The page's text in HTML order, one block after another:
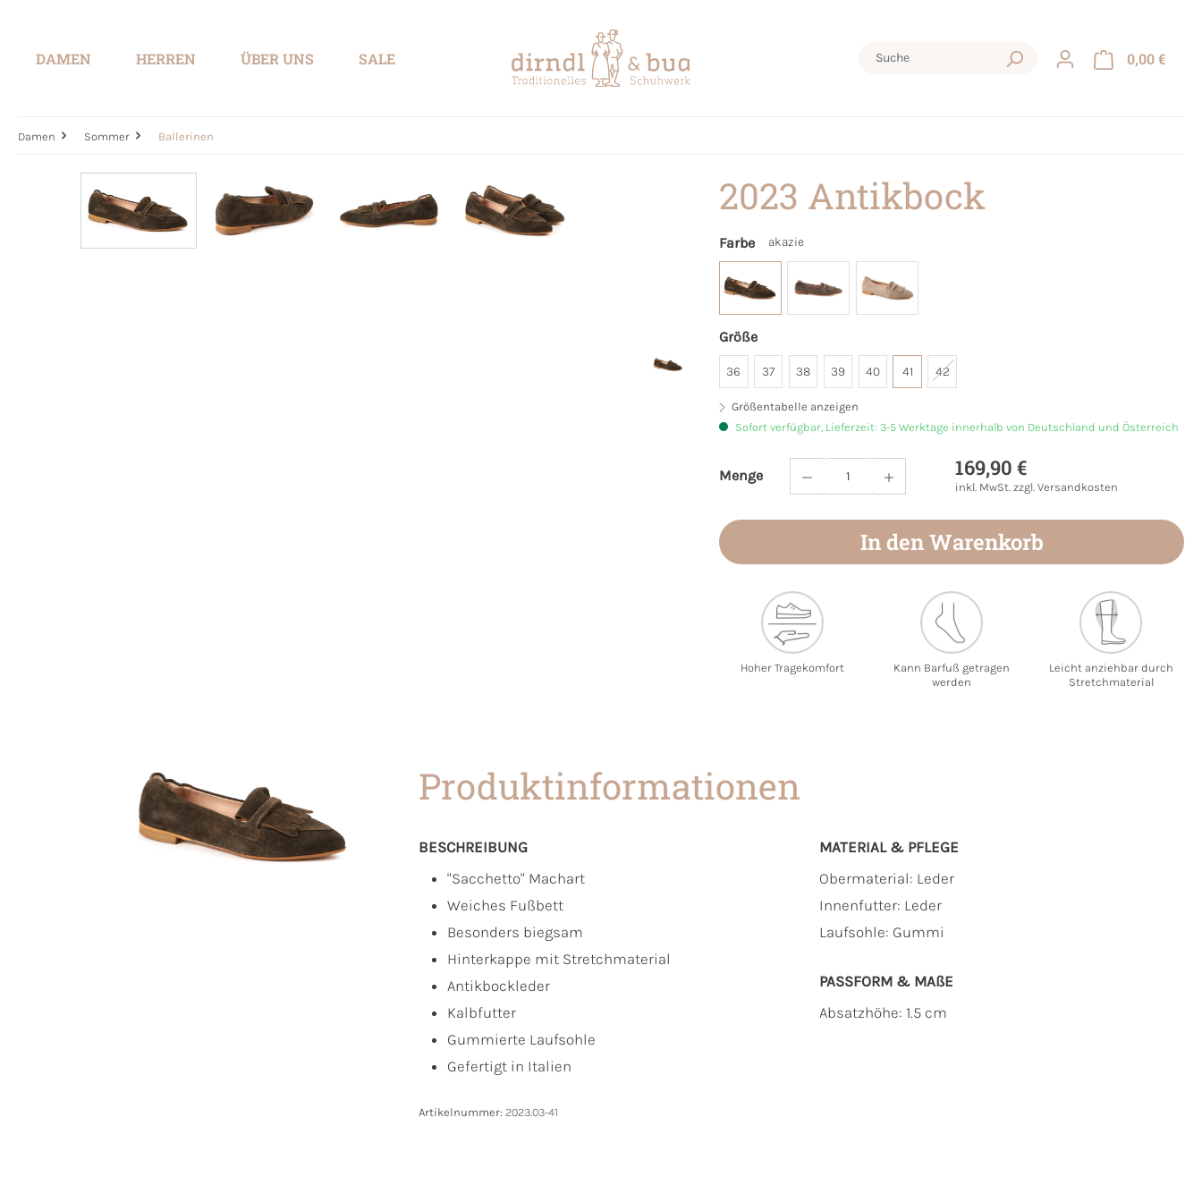
DAMEN HERREN ÜBER UNS SALE 0,00 €
Damen Sommer Ballerinen
2023 Antikbock
Farbe akazie
Größe
36 37 38 39 40 41 42
Größentabelle anzeigen
Sofort verfügbar, Lieferzeit: 3-5 Werktage innerhalb von Deutschland und Österreich
Menge
Produkt Anzahl: Gib den gewünschten Wert ein
169,90 €
inkl. MwSt. zzgl. Versandkosten
In den Warenkorb
Hoher Tragekomfort
Kann Barfuß getragen
werden
Leicht anziehbar durch
Stretchmaterial
Produktinformationen
BESCHREIBUNG
"Sacchetto" Machart
Weiches Fußbett
Besonders biegsam
Hinterkappe mit Stretchmaterial
Antikbockleder
Kalbfutter
Gummierte Laufsohle
Gefertigt in Italien
MATERIAL & PFLEGE
Obermaterial: Leder
Innenfutter: Leder
Laufsohle: Gummi
PASSFORM & MAẞE
Absatzhöhe: 1.5 cm
Artikelnummer: 2023.03-41